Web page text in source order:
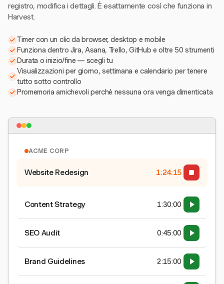
registro, modifica i dettagli. È esattamente così che funziona in
Harvest.
Timer con un clic da browser, desktop e mobile
Funziona dentro Jira, Asana, Trello, GitHub e oltre 50 strumenti
Durata o inizio/fine — scegli tu
Visualizzazioni per giorno, settimana e calendario per tenere
tutto sotto controllo
Promemoria amichevoli perché nessuna ora venga dimenticata
ACME CORP
Website Redesign 1:24:15
Content Strategy 1:30:00
SEO Audit 0:45:00
Brand Guidelines 2:15:00